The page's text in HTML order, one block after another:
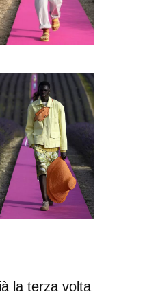
la terza volta